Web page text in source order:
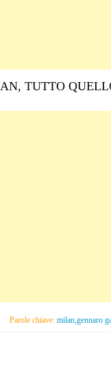
TUTTO
Parole chiave: milan,gennaro